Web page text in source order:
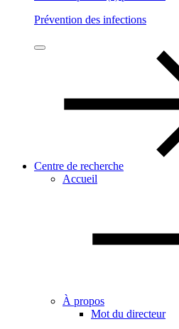
Prévention des infections
Centre de recherche
Accueil
À propos
Mot du directeur